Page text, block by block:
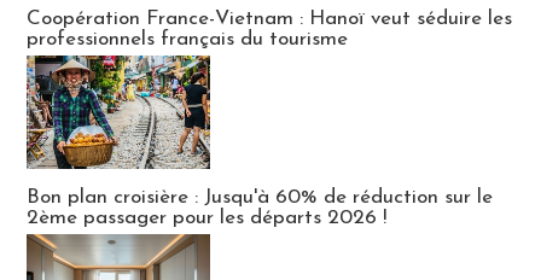
Coopération France-Vietnam : Hanoï veut séduire les
professionnels français du tourisme
Bon plan croisière : Jusqu'à 60% de réduction sur le
2ème passager pour les départs 2026 !